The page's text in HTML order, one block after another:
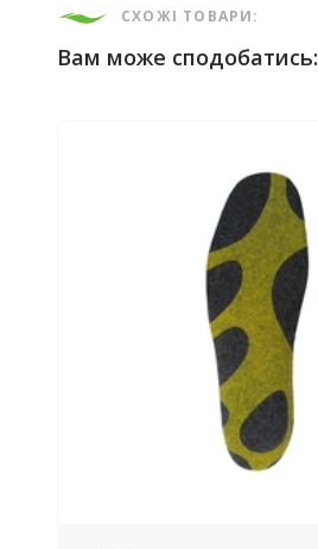
СХОЖІ ТОВАРИ:
Вам може сподобатись: